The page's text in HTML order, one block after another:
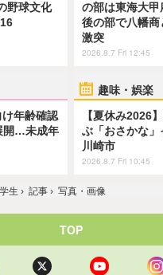
野球文化
の部は東海大
後の部で八幡
激突
2026.8.7 Fri 12:45
年齢確認
開…未成年
趣味・娯楽
【夏休み2026
ぶ「おさかな
川崎市
2026.8.7 Fri 10:45
生 › 記事 › 写真・画像
TOP